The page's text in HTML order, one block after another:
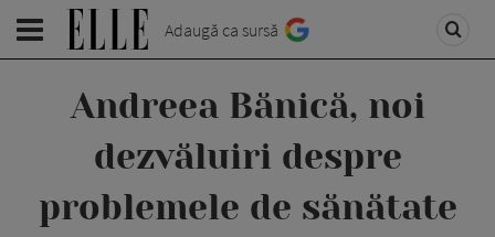
Adaugă ca sursă
Andreea Bănică, noi
dezvăluiri despre
problemele de sănătate